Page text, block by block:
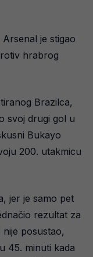
je stigao
hrabrog
Brazilca,
svoj drugi gol u
Bukayo
200. utakmicu
jer je samo pet
rezultat za
posustao,
45. minuti kada